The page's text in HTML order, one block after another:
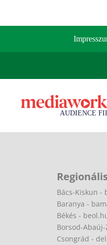
Bács-Kiskun -
Baranya -
Békés -
Borsod-
Csongrád -